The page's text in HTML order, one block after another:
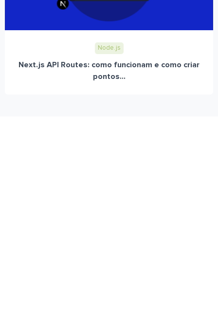
Node.js
Next.js API Routes: como funcionam e como criar
pontos...